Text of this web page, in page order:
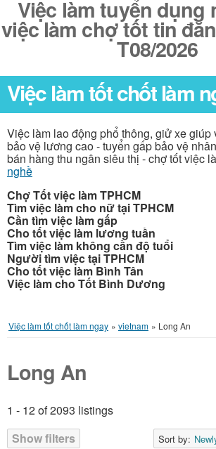
Việc làm tuyển dụng
việc làm chợ tốt tin
T08/2026
Việc làm tốt chốt làm
Việc làm lao động phổ thông, giử xe giúp
bảo vệ lương cao - tuyển gấp bảo vệ
bán hàng thu ngân siêu thị - chợ tốt việc
nghề
Chợ Tốt việc làm TPHCM
Tìm việc làm cho nữ tại TPHCM
Cần tìm việc làm gấp
Cho tốt việc làm lương tuần
Tìm việc làm không cần độ tuổi
Người tìm việc tại TPHCM
Cho tốt việc làm Bình Tân
Việc làm cho Tốt Bình Dương
Việc làm tốt chốt làm ngay » vietnam » Long An
Long An
1 - 12 of 2093 listings
Show filters
Sort by:
Listings